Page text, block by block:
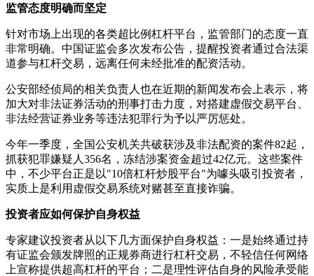
监管态度明确而坚定
针对市场上出现的各类超比例杠杆平台，监管部门的态度一直
非常明确。中国证监会多次发布公告，提醒投资者通过合法渠
道参与杠杆交易，远离任何未经批准的配资活动。
公安部经侦局的相关负责人也在近期的新闻发布会上表示，将
加大对非法证券活动的刑事打击力度，对搭建虚假交易平台、
非法经营证券业务等违法犯罪行为予以严厉惩处。
今年一季度，全国公安机关共破获涉及非法配资的案件82起，
抓获犯罪嫌疑人356名，冻结涉案资金超过42亿元。这些案件
中，不少平台正是以"10倍杠杆炒股平台"为噱头吸引投资者，
实质上是利用虚假交易系统对赌甚至直接诈骗。
投资者应如何保护自身权益
专家建议投资者从以下几方面保护自身权益：一是始终通过持
有证监会颁发牌照的正规券商进行杠杆交易，不轻信任何网络
上宣称提供超高杠杆的平台；二是理性评估自身的风险承受能